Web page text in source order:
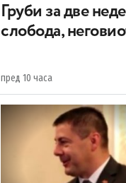
Груби за две
слобода,
пред 10 часа